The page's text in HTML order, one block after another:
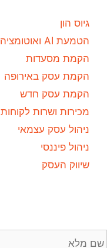
גיוס הון
הטמעת AI ואוטומציה
הקמת מסעדות
הקמת עסק באירופה
הקמת עסק חדש
מכירות ושרות לקוחות
ניהול עסק עצמאי
ניהול פיננסי
שיווק העסק